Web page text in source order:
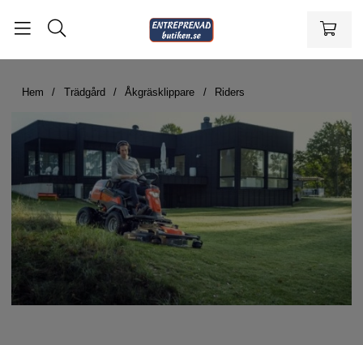
Hem Trädgård Åkgräsklippare Riders